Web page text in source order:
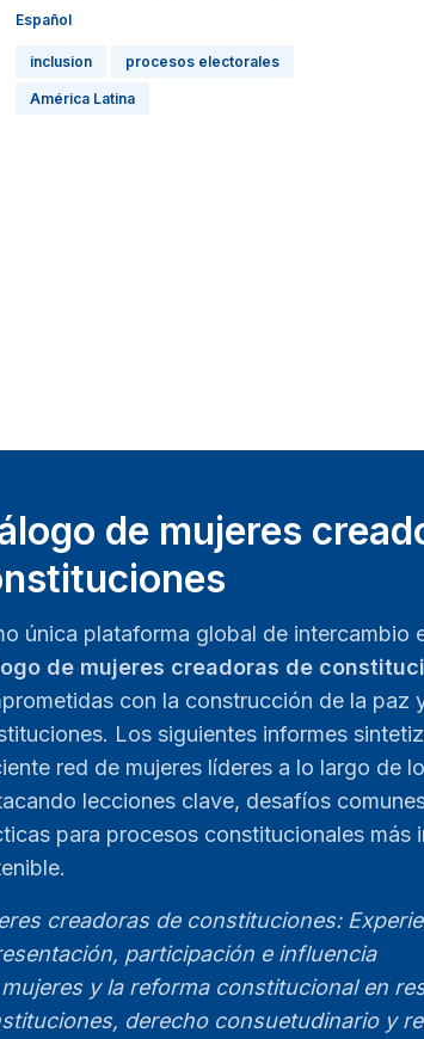
Español
inclusion procesos electorales
América Latina
de mujeres
única plataforma global de intercambio
de mujeres creadoras de
con la construcción de la paz
Los siguientes informes
red de mujeres líderes a lo largo de
lecciones clave, desafíos
para procesos constitucionales más
creadoras de constituciones:
participación e influencia
mujeres y la reforma constitucional en
derecho consuetudinario y